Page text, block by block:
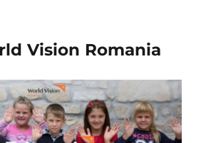
Vision Romania